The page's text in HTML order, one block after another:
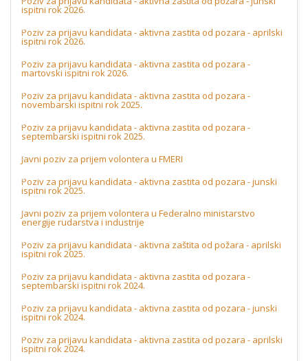
ispitni rok 2026.
Poziv za prijavu kandidata - aktivna zastita od pozara - aprilski
ispitni rok 2026.
Poziv za prijavu kandidata - aktivna zastita od pozara -
martovski ispitni rok 2026.
Poziv za prijavu kandidata - aktivna zastita od pozara -
novembarski ispitni rok 2025.
Poziv za prijavu kandidata - aktivna zastita od pozara -
septembarski ispitni rok 2025.
Javni poziv za prijem volontera u FMERI
Poziv za prijavu kandidata - aktivna zastita od pozara - junski
ispitni rok 2025.
Javni poziv za prijem volontera u Federalno ministarstvo
energije rudarstva i industrije
Poziv za prijavu kandidata - aktivna zaštita od požara - aprilski
ispitni rok 2025.
Poziv za prijavu kandidata - aktivna zastita od pozara -
septembarski ispitni rok 2024.
Poziv za prijavu kandidata - aktivna zastita od pozara - junski
ispitni rok 2024.
Poziv za prijavu kandidata - aktivna zastita od pozara - aprilski
ispitni rok 2024.